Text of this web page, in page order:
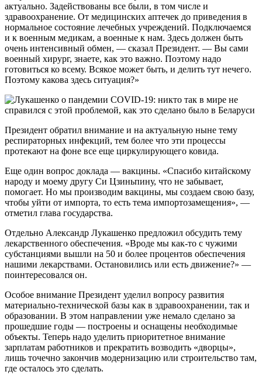
актуально. Задействованы все были, в том числе и
здравоохранение. От медицинских аптечек до приведения в
нормальное состояние лечебных учреждений. Подключаемся
и к военным медикам, а военные к нам. Здесь должен быть
очень интенсивный обмен, — сказал Президент. — Вы сами
военный хирург, знаете, как это важно. Поэтому надо
готовиться ко всему. Всякое может быть, и делить тут нечего.
Поэтому какова здесь ситуация?»
Президент обратил внимание и на актуальную ныне тему
респираторных инфекций, тем более что эти процессы
протекают на фоне все еще циркулирующего ковида.
Еще один вопрос доклада — вакцины. «Спасибо китайскому
народу и моему другу Си Цзиньпину, что не забывает,
помогает. Но мы производим вакцины, мы создаем свою базу,
чтобы уйти от импорта, то есть тема импортозамещения», —
отметил глава государства.
Отдельно Александр Лукашенко предложил обсудить тему
лекарственного обеспечения. «Вроде мы как-то с чужими
субстанциями вышли на 50 и более процентов обеспечения
нашими лекарствами. Остановились или есть движение?» —
поинтересовался он.
Особое внимание Президент уделил вопросу развития
материально-технической базы как в здравоохранении, так и
образовании. В этом направлении уже немало сделано за
прошедшие годы — построены и оснащены необходимые
объекты. Теперь надо уделить приоритетное внимание
зарплатам работников и прекратить возводить «дворцы»,
лишь точечно закончив модернизацию или строительство там,
где осталось это сделать.